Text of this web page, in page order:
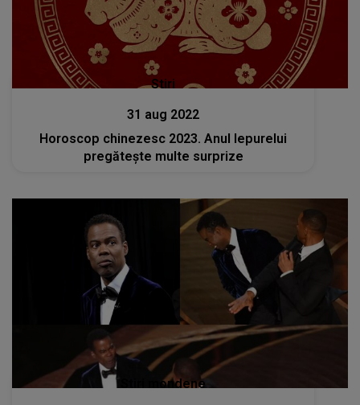
Stiri
31 aug 2022
Horoscop chinezesc 2023. Anul Iepurelui
pregătește multe surprize
Stiri mondene